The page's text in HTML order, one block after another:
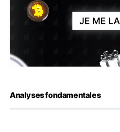
Analyses fondamentales